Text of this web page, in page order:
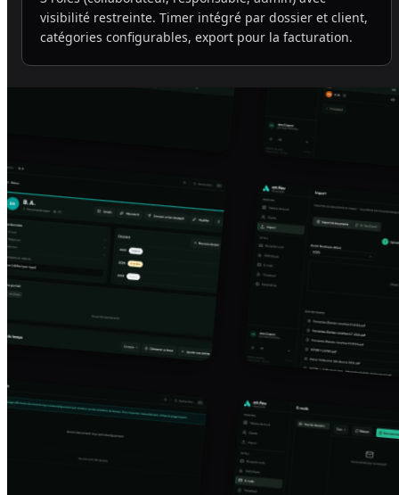
visibilité restreinte. Timer intégré par dossier et client,
catégories configurables, export pour la facturation.